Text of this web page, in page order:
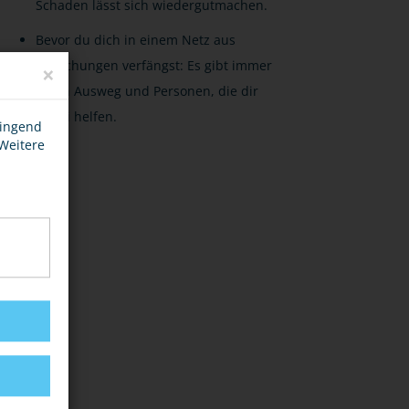
Schaden lässt sich wiedergutmachen.
Bevor du dich in einem Netz aus
Täuschungen verfängst: Es gibt immer
einen Ausweg und Personen, die dir
dabei helfen.
×